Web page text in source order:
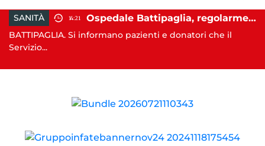
SANITÀ 14:21 Ospedale Battipaglia, regolarmente in funzione il Servizio Trasfusionale
BATTIPAGLIA. Si informano pazienti e donatori che il
Servizio...